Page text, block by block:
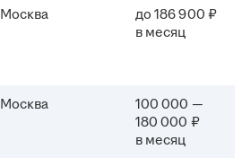
Москва
до 186 900 ₽
в месяц
Москва
100 000 —
180 000 ₽
в месяц